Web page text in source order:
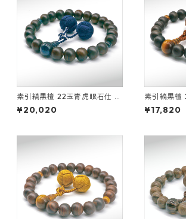
素引縞黒檀 22玉青虎眼石仕 立
釈迦凡天
¥20,020
素引縞黒檀
迦凡天
¥17,820